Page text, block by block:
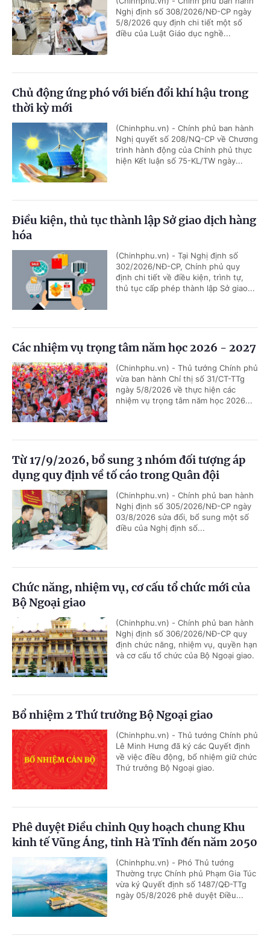
Nghị định số 308/2026/NĐ-CP ngày
5/8/2026 quy định chi tiết một số
điều của Luật Giáo dục nghề...
Chủ động ứng phó với biến đổi khí hậu trong
thời kỳ mới
(Chinhphu.vn) - Chính phủ ban hành
Nghị quyết số 208/NQ-CP về Chương
trình hành động của Chính phủ thực
hiện Kết luận số 75-KL/TW ngày...
Điều kiện, thủ tục thành lập Sở giao dịch hàng
hóa
(Chinhphu.vn) - Tại Nghị định số
302/2026/NĐ-CP, Chính phủ quy
định chi tiết về điều kiện, trình tự,
thủ tục cấp phép thành lập Sở giao...
Các nhiệm vụ trọng tâm năm học 2026 - 2027
(Chinhphu.vn) - Thủ tướng Chính phủ
vừa ban hành Chỉ thị số 31/CT-TTg
ngày 5/8/2026 về thực hiện các
nhiệm vụ trọng tâm năm học 2026...
Từ 17/9/2026, bổ sung 3 nhóm đối tượng áp
dụng quy định về tố cáo trong Quân đội
(Chinhphu.vn) - Chính phủ ban hành
Nghị định số 305/2026/NĐ-CP ngày
03/8/2026 sửa đổi, bổ sung một số
điều của Nghị định số...
Chức năng, nhiệm vụ, cơ cấu tổ chức mới của
Bộ Ngoại giao
(Chinhphu.vn) - Chính phủ ban hành
Nghị định số 306/2026/NĐ-CP quy
định chức năng, nhiệm vụ, quyền hạn
và cơ cấu tổ chức của Bộ Ngoại giao.
Bổ nhiệm 2 Thứ trưởng Bộ Ngoại giao
(Chinhphu.vn) - Thủ tướng Chính phủ
Lê Minh Hưng đã ký các Quyết định
về việc điều động, bổ nhiệm giữ chức
Thứ trưởng Bộ Ngoại giao.
Phê duyệt Điều chỉnh Quy hoạch chung Khu
kinh tế Vũng Áng, tỉnh Hà Tĩnh đến năm 2050
(Chinhphu.vn) - Phó Thủ tướng
Thường trực Chính phủ Phạm Gia Túc
vừa ký Quyết định số 1487/QĐ-TTg
ngày 05/8/2026 phê duyệt Điều...